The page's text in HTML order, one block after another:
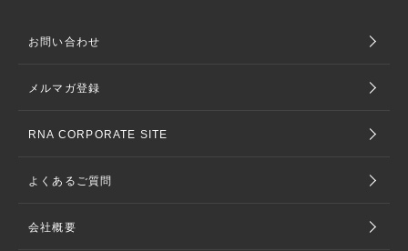
お問い合わせ
メルマガ登録
RNA CORPORATE SITE
よくあるご質問
会社概要